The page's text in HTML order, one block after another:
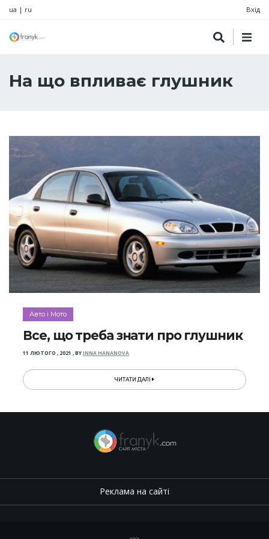
ua | ru Вхід
На що впливає глушник
Авто і Мото
Все, що треба знати про глушник
11 ЛЮТОГО , 2021 ,BYINNA HANANOVA
ЧИТАТИ ДАЛІ
Реклама на сайті
.,.,.